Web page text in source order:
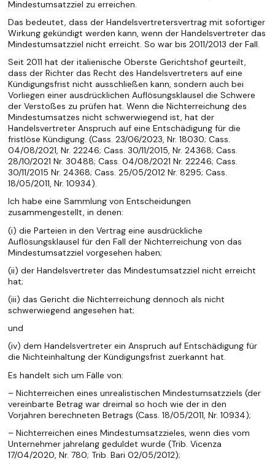
Mindestumsatzziel zu erreichen.
Das bedeutet, dass der Handelsvertretersvertrag mit sofortiger
Wirkung gekündigt werden kann, wenn der Handelsvertreter das
Mindestumsatzziel nicht erreicht. So war bis 2011/2013 der Fall.
Seit 2011 hat der italienische Oberste Gerichtshof geurteilt,
dass der Richter das Recht des Handelsvertreters auf eine
Kündigungsfrist nicht ausschließen kann, sondern auch bei
Vorliegen einer ausdrücklichen Auflösungsklausel die Schwere
der Verstoßes zu prüfen hat. Wenn die Nichterreichung des
Mindestumsatzes nicht schwerwiegend ist, hat der
Handelsvertreter Anspruch auf eine Entschädigung für die
fristlöse Kündigung. (Cass. 23/06/2023, Nr. 18030; Cass.
04/08/2021, Nr. 22246; Cass. 30/11/2015, Nr. 24368; Cass.
28/10/2021 Nr. 30488; Cass. 04/08/2021 Nr. 22246; Cass.
30/11/2015 Nr. 24368; Cass. 25/05/2012 Nr. 8295; Cass.
18/05/2011, Nr. 10934).
Ich habe eine Sammlung von Entscheidungen
zusammengestellt, in denen:
(i) die Parteien in den Vertrag eine ausdrückliche
Auflösungsklausel für den Fall der Nichterreichung von das
Mindestumsatzziel vorgesehen haben;
(ii) der Handelsvertreter das Mindestumsatzziel nicht erreicht
hat;
(iii) das Gericht die Nichterreichung dennoch als nicht
schwerwiegend angesehen hat;
und
(iv) dem Handelsvertreter ein Anspruch auf Entschädigung für
die Nichteinhaltung der Kündigungsfrist zuerkannt hat.
Es handelt sich um Fälle von:
– Nichterreichen eines unrealistischen Mindestumsatzziels (der
vereinbarte Betrag war dreimal so hoch wie der in den
Vorjahren berechneten Betrags (Cass. 18/05/2011, Nr. 10934);
– Nichterreichen eines Mindestumsatzzieles, wenn dies vom
Unternehmer jahrelang geduldet wurde (Trib. Vicenza
17/04/2020, Nr. 780; Trib. Bari 02/05/2012);